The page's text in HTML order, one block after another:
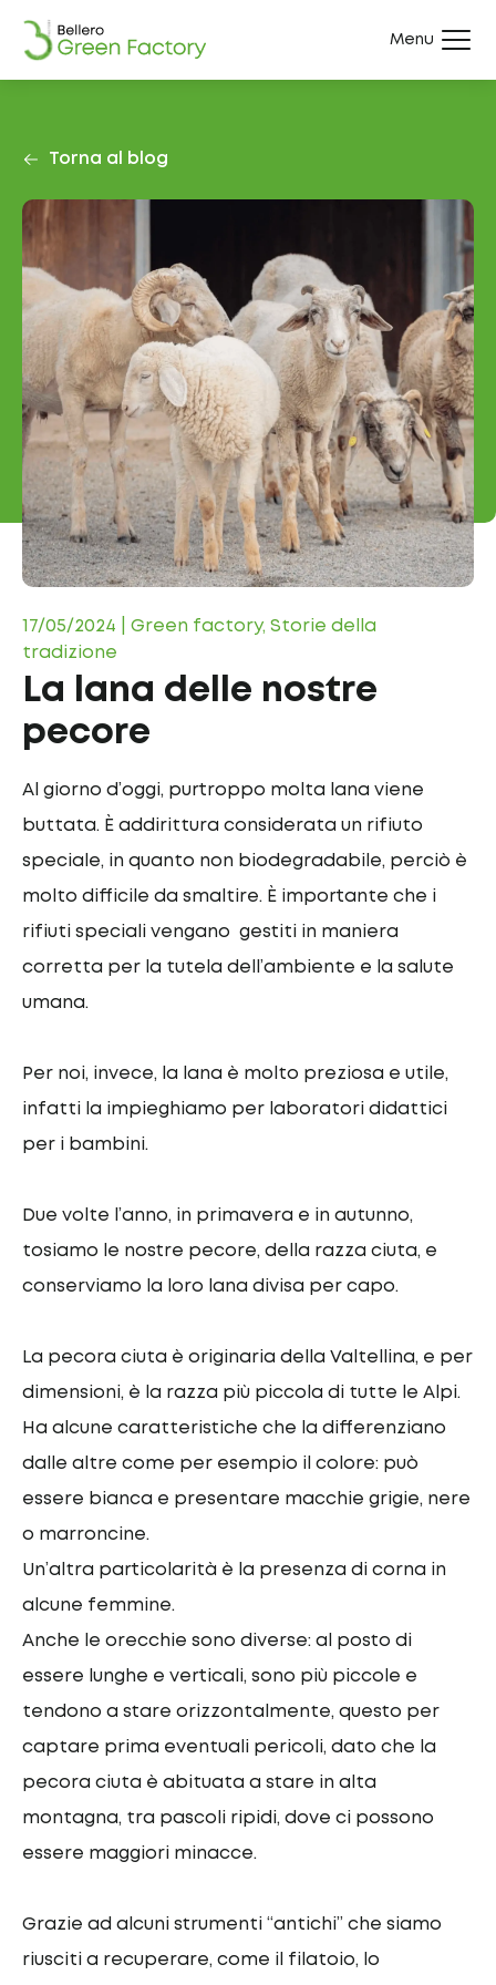
Menu
Torna al blog
17/05/2024 | Green factory, Storie della
tradizione
La lana delle nostre
pecore
Al giorno d’oggi, purtroppo molta lana viene
buttata. È addirittura considerata un rifiuto
speciale, in quanto non biodegradabile, perciò è
molto difficile da smaltire. È importante che i
rifiuti speciali vengano gestiti in maniera
corretta per la tutela dell’ambiente e la salute
umana.
Per noi, invece, la lana è molto preziosa e utile,
infatti la impieghiamo per laboratori didattici
per i bambini.
Due volte l’anno, in primavera e in autunno,
tosiamo le nostre pecore, della razza ciuta, e
conserviamo la loro lana divisa per capo.
La pecora ciuta è originaria della Valtellina, e per
dimensioni, è la razza più piccola di tutte le Alpi.
Ha alcune caratteristiche che la differenziano
dalle altre come per esempio il colore: può
essere bianca e presentare macchie grigie, nere
o marroncine.
Un’altra particolarità è la presenza di corna in
alcune femmine.
Anche le orecchie sono diverse: al posto di
essere lunghe e verticali, sono più piccole e
tendono a stare orizzontalmente, questo per
captare prima eventuali pericoli, dato che la
pecora ciuta è abituata a stare in alta
montagna, tra pascoli ripidi, dove ci possono
essere maggiori minacce.
Grazie ad alcuni strumenti “antichi” che siamo
riusciti a recuperare, come il filatoio, lo